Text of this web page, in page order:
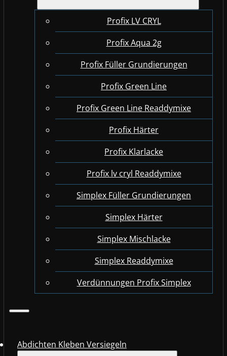
Profix LV CRYL
Profix Aqua 2g
Profix Füller Grundierungen
Profix Green Line
Profix Green Line Readdymixe
Profix Härter
Profix Klarlacke
Profix lv cryl Readdymixe
Simplex Füller Grundierungen
Simplex Härter
Simplex Mischlacke
Simplex Readdymixe
Verdünnungen Profix Simplex
Abdichten Kleben Versiegeln